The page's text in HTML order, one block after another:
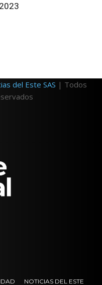
del Este SAS | Todos
NOTICIAS DEL ESTE